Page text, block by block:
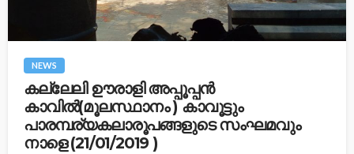
NEWS
കല്ലേലി ഊരാളി അപ്പൂപ്പന്‍
കാവില്‍(മൂലസ്ഥാനം ) കാവൂട്ടും
പാരമ്പര്യകലാരൂപങ്ങളുടെ സംഘമവും
നാളെ (21/01/2019 )